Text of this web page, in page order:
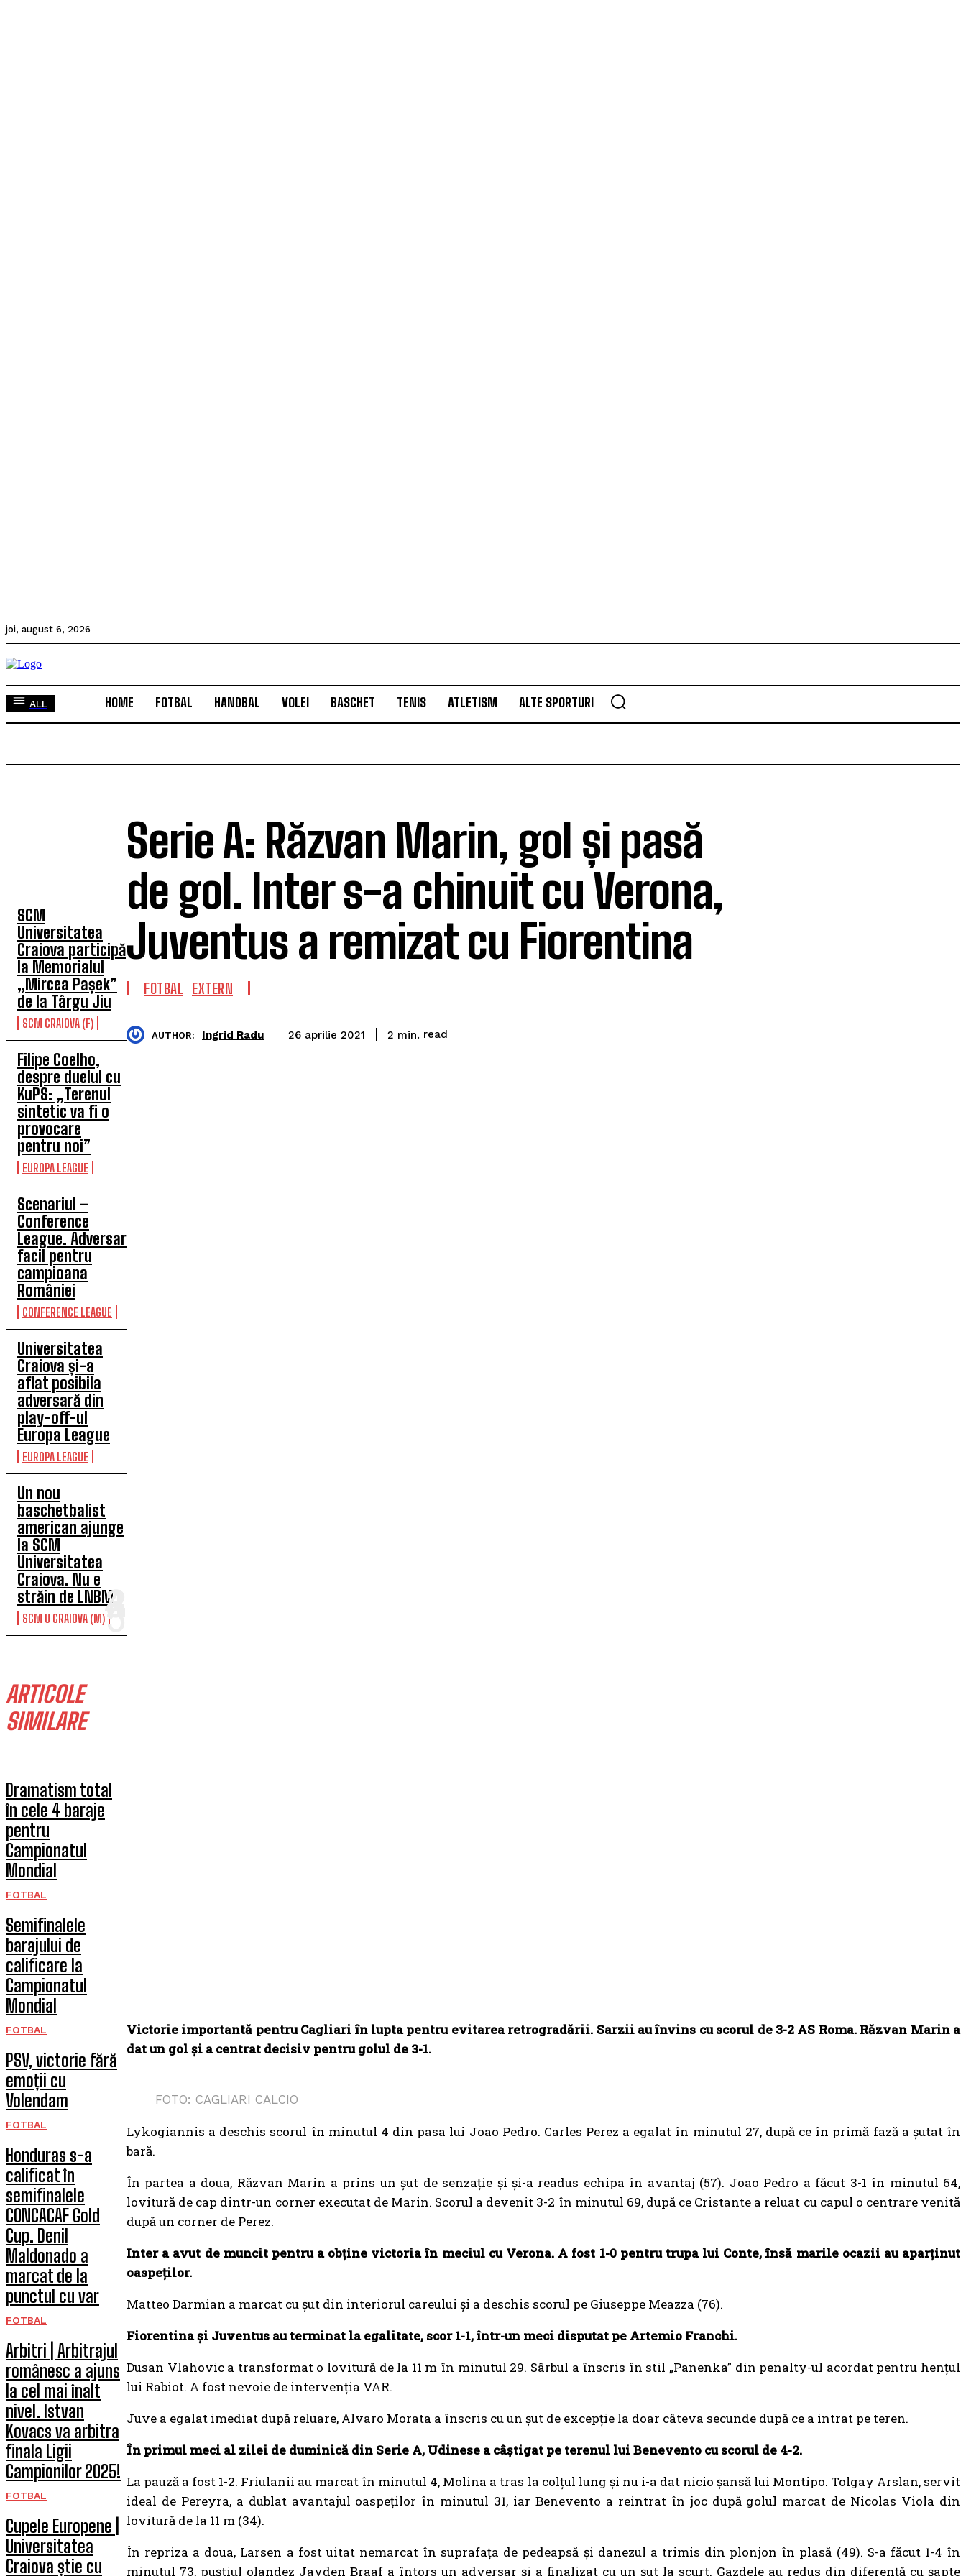
joi, august 6, 2026
ALL HOME FOTBAL HANDBAL VOLEI BASCHET TENIS ATLETISM ALTE SPORTURI
SCM
Universitatea
Craiova participă
la Memorialul
„Mircea Pașek”
de la Târgu Jiu
SCM CRAIOVA (F)
Filipe Coelho,
despre duelul cu
KuPS: „Terenul
sintetic va fi o
provocare
pentru noi”
EUROPA LEAGUE
Scenariul –
Conference
League. Adversar
facil pentru
campioana
României
CONFERENCE LEAGUE
Universitatea
Craiova și-a
aflat posibila
adversară din
play-off-ul
Europa League
EUROPA LEAGUE
Un nou
baschetbalist
american ajunge
la SCM
Universitatea
Craiova. Nu e
străin de LNBM
SCM U CRAIOVA (M)
ARTICOLE
SIMILARE
Dramatism total
în cele 4 baraje
pentru
Campionatul
Mondial
FOTBAL
Semifinalele
barajului de
calificare la
Campionatul
Mondial
FOTBAL
PSV, victorie fără
emoții cu
Volendam
FOTBAL
Honduras s-a
calificat în
semifinalele
CONCACAF Gold
Cup. Denil
Maldonado a
marcat de la
punctul cu var
FOTBAL
Arbitri | Arbitrajul
românesc a ajuns
la cel mai înalt
nivel. Istvan
Kovacs va arbitra
finala Ligii
Campionilor 2025!
FOTBAL
Cupele Europene |
Universitatea
Craiova știe cu
Serie A: Răzvan Marin, gol și pasă
de gol. Inter s-a chinuit cu Verona,
Juventus a remizat cu Fiorentina
FOTBAL EXTERN
AUTHOR: Ingrid Radu 26 aprilie 2021 2 min. read
Victorie importantă pentru Cagliari în lupta pentru evitarea retrogradării. Sarzii au învins cu scorul de 3-2 AS Roma. Răzvan Marin a
dat un gol și a centrat decisiv pentru golul de 3-1.
FOTO: CAGLIARI CALCIO
Lykogiannis a deschis scorul în minutul 4 din pasa lui Joao Pedro. Carles Perez a egalat în minutul 27, după ce în primă fază a șutat în
bară.
În partea a doua, Răzvan Marin a prins un șut de senzație și și-a readus echipa în avantaj (57). Joao Pedro a făcut 3-1 în minutul 64,
lovitură de cap dintr-un corner executat de Marin. Scorul a devenit 3-2 în minutul 69, după ce Cristante a reluat cu capul o centrare venită
după un corner de Perez.
Inter a avut de muncit pentru a obține victoria în meciul cu Verona. A fost 1-0 pentru trupa lui Conte, însă marile ocazii au aparținut
oaspeților.
Matteo Darmian a marcat cu șut din interiorul careului și a deschis scorul pe Giuseppe Meazza (76).
Fiorentina și Juventus au terminat la egalitate, scor 1-1, într-un meci disputat pe Artemio Franchi.
Dusan Vlahovic a transformat o lovitură de la 11 m în minutul 29. Sârbul a înscris în stil „Panenka” din penalty-ul acordat pentru hențul
lui Rabiot. A fost nevoie de intervenția VAR.
Juve a egalat imediat după reluare, Alvaro Morata a înscris cu un șut de excepție la doar câteva secunde după ce a intrat pe teren.
În primul meci al zilei de duminică din Serie A, Udinese a câștigat pe terenul lui Benevento cu scorul de 4-2.
La pauză a fost 1-2. Friulanii au marcat în minutul 4, Molina a tras la colțul lung și nu i-a dat nicio șansă lui Montipo. Tolgay Arslan, servit
ideal de Pereyra, a dublat avantajul oaspeților în minutul 31, iar Benevento a reintrat în joc după golul marcat de Nicolas Viola din
lovitură de la 11 m (34).
În repriza a doua, Larsen a fost uitat nemarcat în suprafața de pedeapsă și danezul a trimis din plonjon în plasă (49). S-a făcut 1-4 în
minutul 73, puștiul olandez Jayden Braaf a întors un adversar și a finalizat cu un șut la scurt. Gazdele au redus din diferență cu șapte